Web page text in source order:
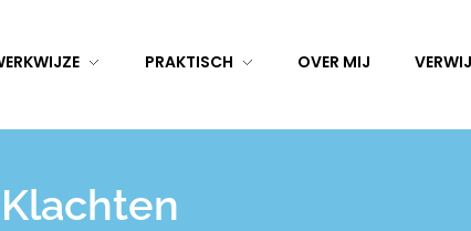
PRAKTISCH OVER MIJ
Klachten